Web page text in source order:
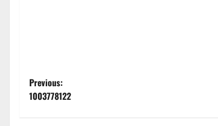
P
o
Previous:
1003778122